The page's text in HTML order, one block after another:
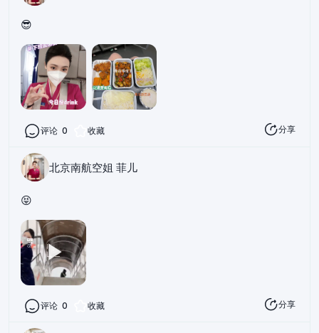
😎
评论 0 收藏 分享
北京南航空姐 菲儿
😝
评论 0 收藏 分享